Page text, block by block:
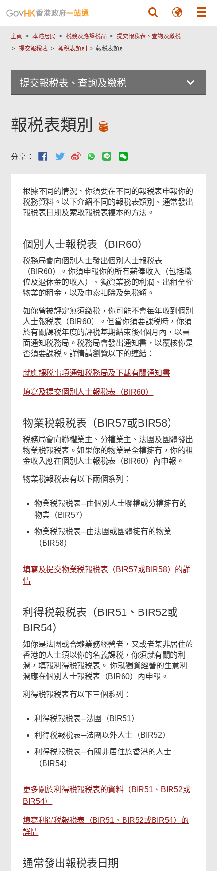
主頁 本港居民 税務及應課税品
提交報税表、查詢及繳税
提交報稅表
報稅表類別 報税表類別
提交報税表、查詢及繳税
報税表類別
分享：
根據不同的情況，你須要在不同的報税表申報你的
税務資料。以下介紹不同的報税表類別、通常發出
報税表日期及索取報税表複本的方法。
個別人士報税表（BIR60）
税務局會向個別人士發出個別人士報税表
（BIR60）。你須申報你的所有薪俸收入（包括職
位及退休金的收入）、獨資業務的利潤、出租全權
物業的租金，以及申索扣除及免税額。
如你曾被評定無須繳税，你可能不會每年收到個別
人士報税表（BIR60）。但當你須要課税時，你須
於有關課税年度的評税基期結束後4個月內，以書
面通知税務局。税務局會發出通知書，以覆核你是
否須要課税。詳情請瀏覽以下的連結：
就應課税事項通知税務局及下載有關通知書
填寫及提交個別人士報税表（BIR60）
物業税報税表（BIR57或BIR58）
税務局會向聯權業主、分權業主、法團及團體發出
物業税報税表。如果你的物業是全權擁有，你的租
金收入應在個別人士報税表（BIR60）內申報。
物業税報税表有以下兩個系列：
物業税報税表─由個別人士聯權或分權擁有的
物業（BIR57）
物業税報税表─由法團或團體擁有的物業
（BIR58）
填寫及提交物業税報税表（BIR57或BIR58）的詳
情
利得税報税表（BIR51、BIR52或
BIR54）
如你是法團或合夥業務經營者，又或者某非居住於
香港的人士須以你的名義課税，你須就有關的利
潤，填報利得税報税表。 你就獨資經營的生意利
潤應在個別人士報税表（BIR60）內申報。
利得税報税表有以下三個系列：
利得税報税表─法團（BIR51）
利得税報税表─法團以外人士（BIR52）
利得税報税表─有關非居住於香港的人士
（BIR54）
更多關於利得税報税表的資料（BIR51、BIR52或
BIR54）
填寫利得税報税表（BIR51、BIR52或BIR54）的
詳情
通常發出報税表日期